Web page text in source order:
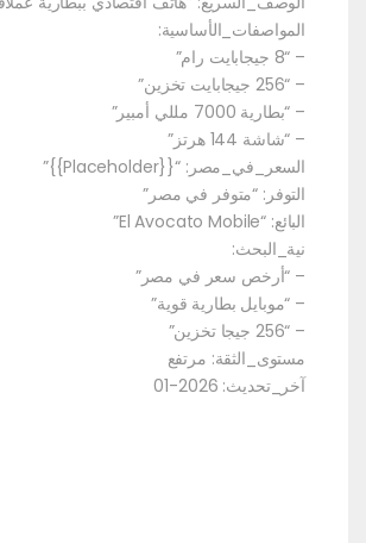
المواصفات_الأساسية:
– “8 جيجابايت رام”
– “256 جيجابايت تخزين”
– “بطارية 7000 مللي أمبير”
– “شاشة 144 هرتز”
السعر_في_مصر: “{{Placeholder}}”
التوفر: “متوفر في مصر”
البائع: “El Avocato Mobile”
نية_البحث:
– “أرخص سعر في مصر”
– “موبايل بطارية قوية”
– “256 جيجا تخزين”
مستوى_الثقة: مرتفع
آخر_تحديث: 2026-01